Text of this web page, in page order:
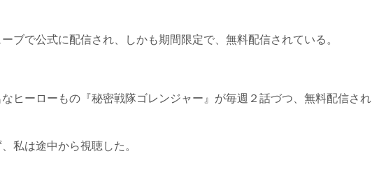
ブで公式に配信され、しかも期間限定で、無料配信されている。
ヒーローもの『秘密戦隊ゴレンジャー』が毎週２話づつ、無料配信され
私は途中から視聴した。